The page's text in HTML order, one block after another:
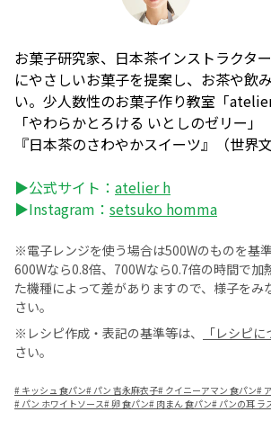
お菓子研究家、日本茶インストラクタ
にやさしいお菓子を提案し、お茶や飲
い。少人数性のお菓子作り教室「
「やわらかとろける いとしのゼリー」
『日本茶のさわやかスイーツ』（世界
▶公式サイト： atelier h
▶Instagram： setsuko homma
※電子レンジを使う場合は500Wのものを基準
600Wなら0.8倍、700Wなら0.7倍の時間で加
た機種によって差がありますので、様子をみ
さい。
※レシピ作成・表記の基準等は、
「レシピに
さい。
# キッシュ 食パン#パン 吉永麻衣子# クイニーアマン 食パン#
#パン ホワイトソース#卵 食パン# 肉まん 食パン#パンの耳 ラ